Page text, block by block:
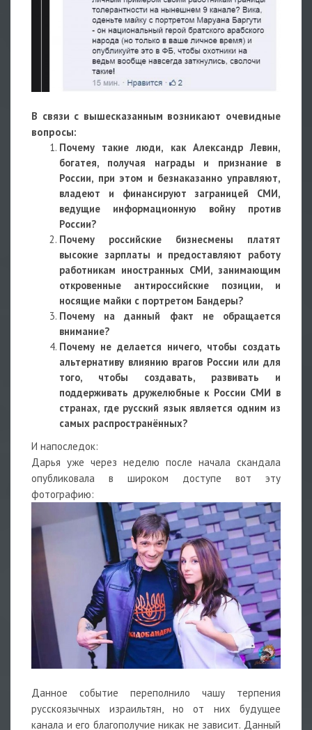
В связи с вышесказанным возникают очевидные
вопросы:
Почему такие люди, как Александр Левин,
богатея, получая награды и признание в
России, при этом и безнаказанно управляют,
владеют и финансируют заграницей СМИ,
ведущие информационную войну против
России?
Почему российские бизнесмены платят
высокие зарплаты и предоставляют работу
работникам иностранных СМИ, занимающим
откровенные антироссийские позиции, и
носящие майки с портретом Бандеры?
Почему на данный факт не обращается
внимание?
Почему не делается ничего, чтобы создать
альтернативу влиянию врагов России или для
того, чтобы создавать, развивать и
поддерживать дружелюбные к России СМИ в
странах, где русский язык является одним из
самых распространённых?
И напоследок:
Дарья уже через неделю после начала скандала
опубликовала в широком доступе вот эту
фотографию:
Данное событие переполнило чашу терпения
русскоязычных израильтян, но от них будущее
канала и его благополучие никак не зависит. Данный